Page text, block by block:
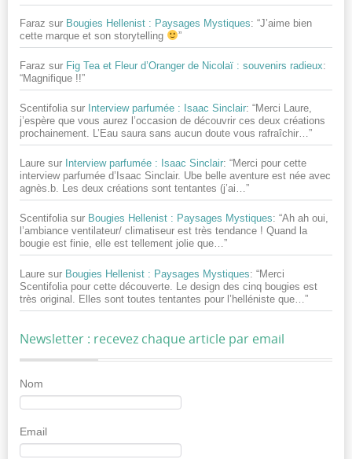
Faraz sur Bougies Hellenist : Paysages Mystiques: “J’aime bien
cette marque et son storytelling
”
Faraz sur Fig Tea et Fleur d’Oranger de Nicolaï : souvenirs radieux:
“Magnifique !!”
Scentifolia sur Interview parfumée : Isaac Sinclair: “Merci Laure,
j’espère que vous aurez l’occasion de découvrir ces deux créations
prochainement. L’Eau saura sans aucun doute vous rafraîchir…”
Laure sur Interview parfumée : Isaac Sinclair: “Merci pour cette
interview parfumée d’Isaac Sinclair. Ube belle aventure est née avec
agnès.b. Les deux créations sont tentantes (j’ai…”
Scentifolia sur Bougies Hellenist : Paysages Mystiques: “Ah ah oui,
l’ambiance ventilateur/ climatiseur est très tendance ! Quand la
bougie est finie, elle est tellement jolie que…”
Laure sur Bougies Hellenist : Paysages Mystiques: “Merci
Scentifolia pour cette découverte. Le design des cinq bougies est
très original. Elles sont toutes tentantes pour l’helléniste que… ”
Newsletter : recevez chaque article par email
Nom
Email